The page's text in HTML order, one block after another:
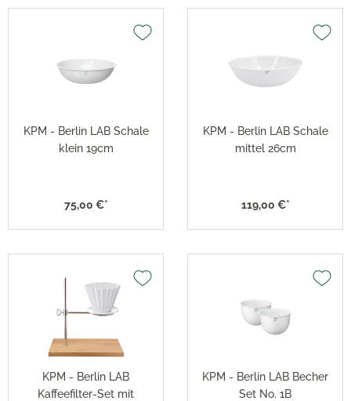
KPM - Berlin LAB Schale
klein 19cm
75,00 €*
KPM - Berlin LAB Schale
mittel 26cm
119,00 €*
KPM - Berlin LAB
Kaffeefilter-Set mit
KPM - Berlin LAB Becher
Set No. 1B